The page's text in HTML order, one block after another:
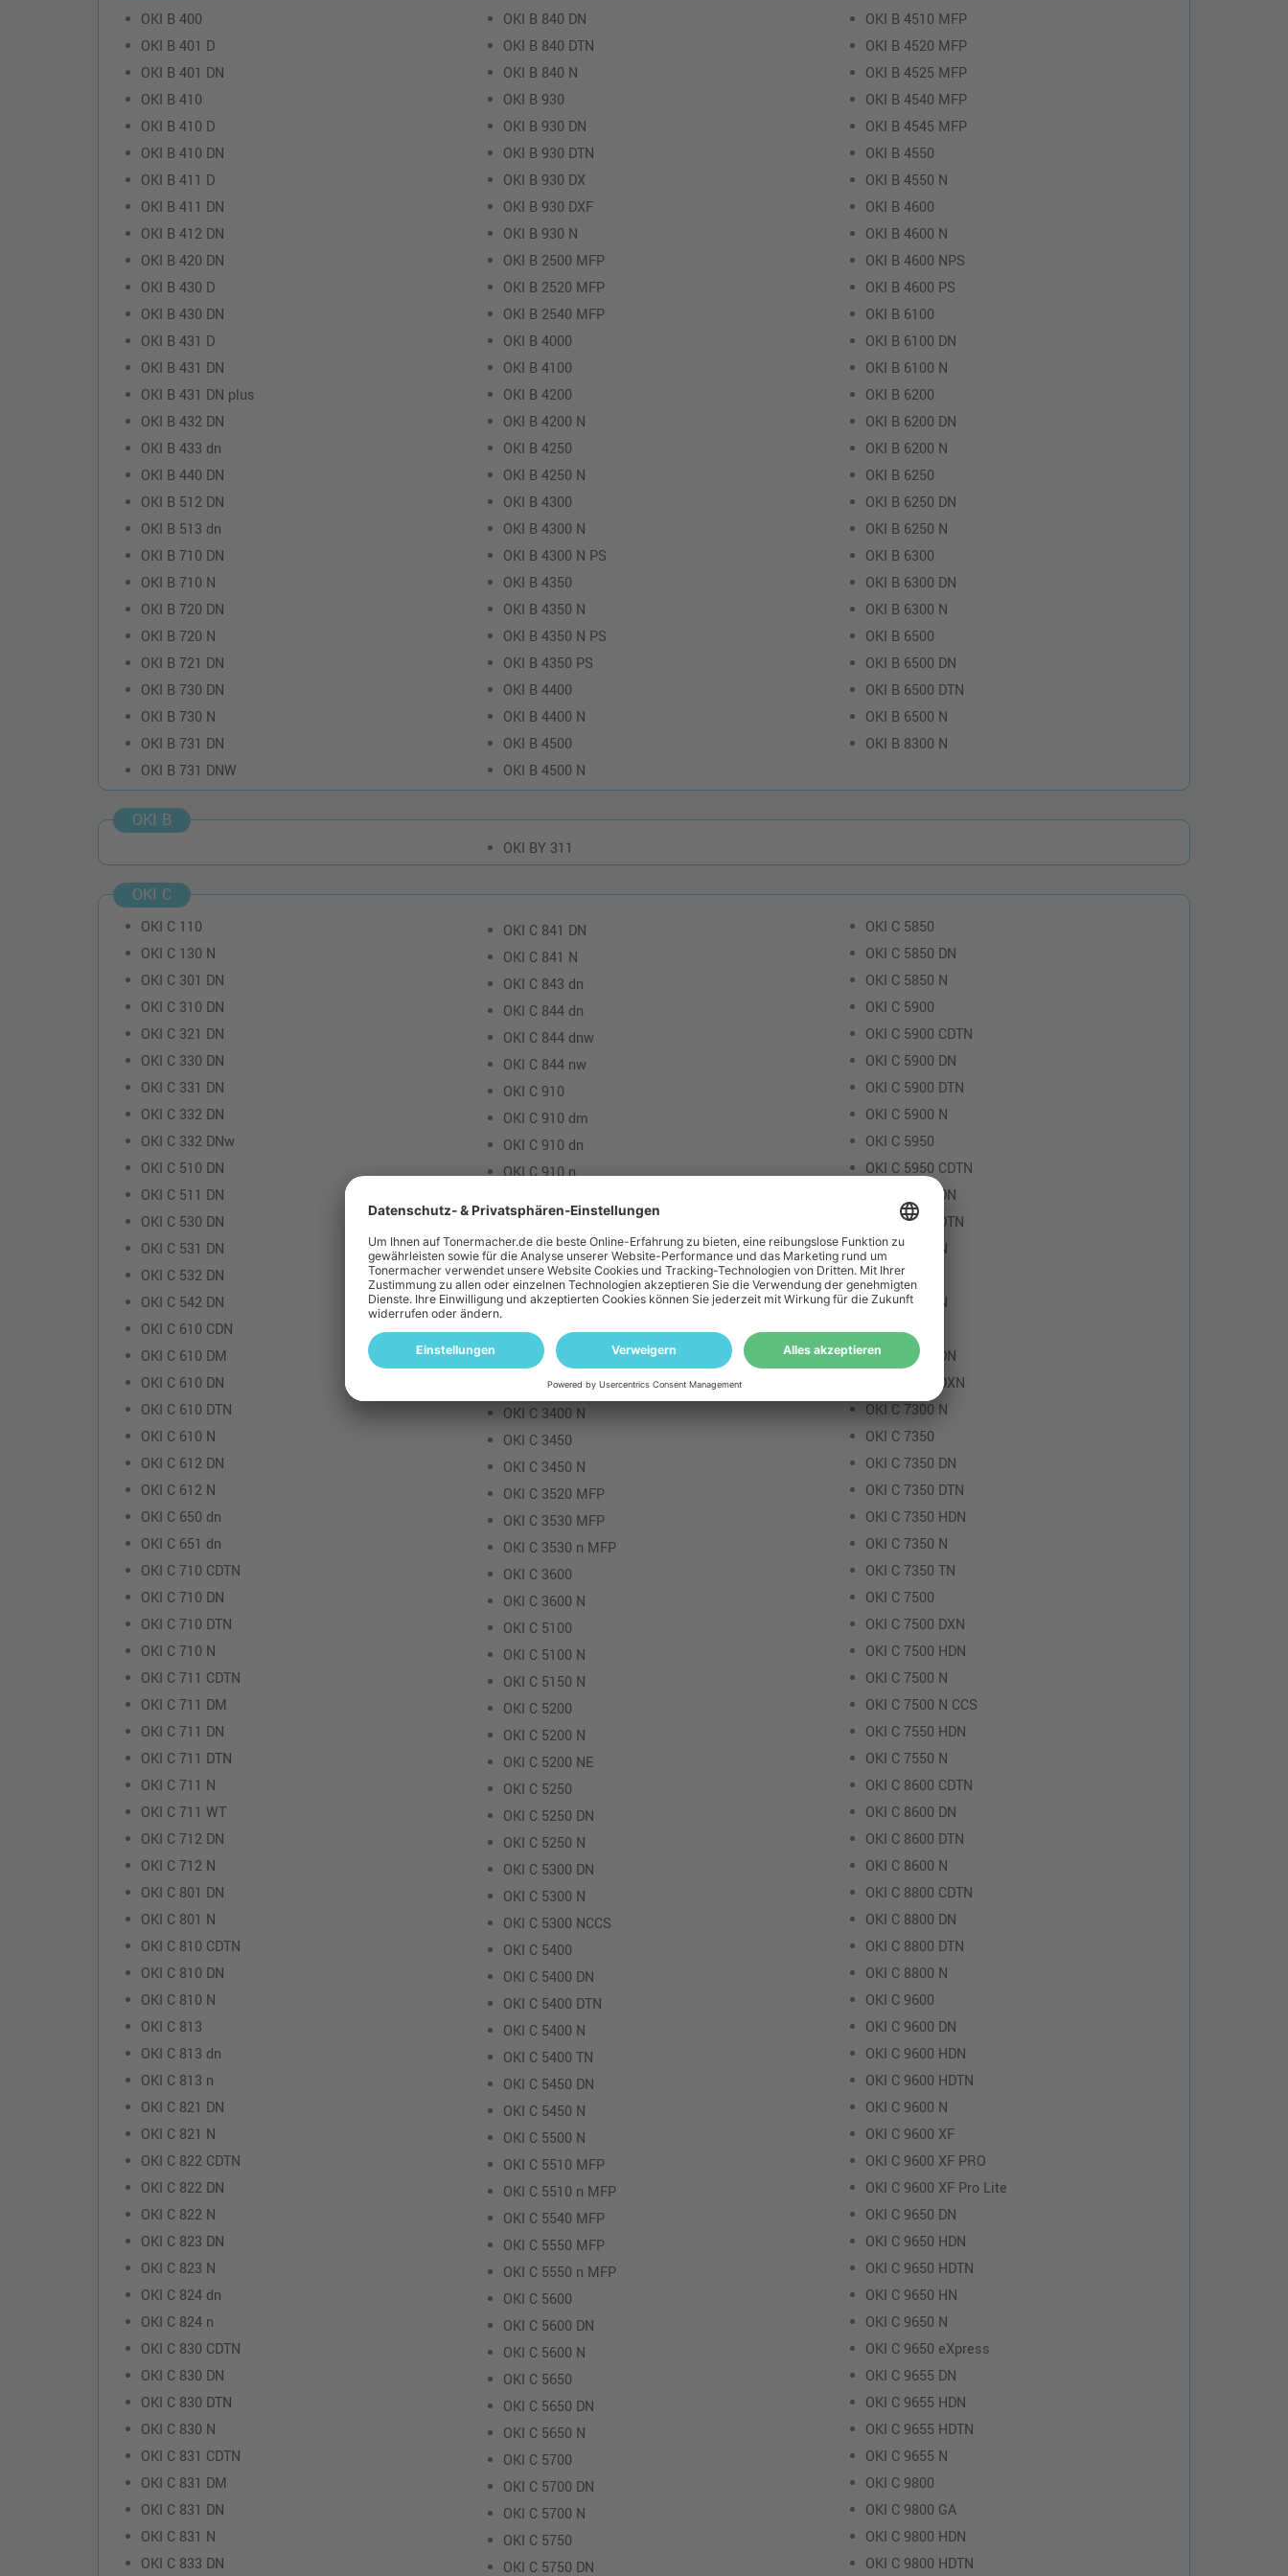
OKI B 400
OKI B 401 D
OKI B 401 DN
OKI B 410
OKI B 410 D
OKI B 410 DN
OKI B 411 D
OKI B 411 DN
OKI B 412 DN
OKI B 420 DN
OKI B 430 D
OKI B 430 DN
OKI B 431 D
OKI B 431 DN
OKI B 431 DN plus
OKI B 432 DN
OKI B 433 dn
OKI B 440 DN
OKI B 512 DN
OKI B 513 dn
OKI B 710 DN
OKI B 710 N
OKI B 720 DN
OKI B 720 N
OKI B 721 DN
OKI B 730 DN
OKI B 730 N
OKI B 731 DN
OKI B 731 DNW
OKI B 840 DN
OKI B 840 DTN
OKI B 840 N
OKI B 930
OKI B 930 DN
OKI B 930 DTN
OKI B 930 DX
OKI B 930 DXF
OKI B 930 N
OKI B 2500 MFP
OKI B 2520 MFP
OKI B 2540 MFP
OKI B 4000
OKI B 4100
OKI B 4200
OKI B 4200 N
OKI B 4250
OKI B 4250 N
OKI B 4300
OKI B 4300 N
OKI B 4300 N PS
OKI B 4350
OKI B 4350 N
OKI B 4350 N PS
OKI B 4350 PS
OKI B 4400
OKI B 4400 N
OKI B 4500
OKI B 4500 N
OKI B 4510 MFP
OKI B 4520 MFP
OKI B 4525 MFP
OKI B 4540 MFP
OKI B 4545 MFP
OKI B 4550
OKI B 4550 N
OKI B 4600
OKI B 4600 N
OKI B 4600 NPS
OKI B 4600 PS
OKI B 6100
OKI B 6100 DN
OKI B 6100 N
OKI B 6200
OKI B 6200 DN
OKI B 6200 N
OKI B 6250
OKI B 6250 DN
OKI B 6250 N
OKI B 6300
OKI B 6300 DN
OKI B 6300 N
OKI B 6500
OKI B 6500 DN
OKI B 6500 DTN
OKI B 6500 N
OKI B 8300 N
OKI B
OKI BY 311
OKI C
OKI C 110
OKI C 130 N
OKI C 301 DN
OKI C 310 DN
OKI C 321 DN
OKI C 330 DN
OKI C 331 DN
OKI C 332 DN
OKI C 332 DNw
OKI C 510 DN
OKI C 511 DN
OKI C 530 DN
OKI C 531 DN
OKI C 532 DN
OKI C 542 DN
OKI C 610 CDN
OKI C 610 DM
OKI C 610 DN
OKI C 610 DTN
OKI C 610 N
OKI C 612 DN
OKI C 612 N
OKI C 650 dn
OKI C 651 dn
OKI C 710 CDTN
OKI C 710 DN
OKI C 710 DTN
OKI C 710 N
OKI C 711 CDTN
OKI C 711 DM
OKI C 711 DN
OKI C 711 DTN
OKI C 711 N
OKI C 711 WT
OKI C 712 DN
OKI C 712 N
OKI C 801 DN
OKI C 801 N
OKI C 810 CDTN
OKI C 810 DN
OKI C 810 N
OKI C 813
OKI C 813 dn
OKI C 813 n
OKI C 821 DN
OKI C 821 N
OKI C 822 CDTN
OKI C 822 DN
OKI C 822 N
OKI C 823 DN
OKI C 823 N
OKI C 824 dn
OKI C 824 n
OKI C 830 CDTN
OKI C 830 DN
OKI C 830 DTN
OKI C 830 N
OKI C 831 CDTN
OKI C 831 DM
OKI C 831 DN
OKI C 831 N
OKI C 833 DN
OKI C 841 DN
OKI C 841 N
OKI C 843 dn
OKI C 844 dn
OKI C 844 dnw
OKI C 844 nw
OKI C 910
OKI C 910 dm
OKI C 910 dn
OKI C 910 n
OKI C 931 dn
OKI C 941 dn
OKI C 3100
OKI C 3300
OKI C 3300 N
OKI C 3400
OKI C 3400 N
OKI C 3450
OKI C 3450 N
OKI C 3520 MFP
OKI C 3530 MFP
OKI C 3530 n MFP
OKI C 3600
OKI C 3600 N
OKI C 5100
OKI C 5100 N
OKI C 5150 N
OKI C 5200
OKI C 5200 N
OKI C 5200 NE
OKI C 5250
OKI C 5250 DN
OKI C 5250 N
OKI C 5300 DN
OKI C 5300 N
OKI C 5300 NCCS
OKI C 5400
OKI C 5400 DN
OKI C 5400 DTN
OKI C 5400 N
OKI C 5400 TN
OKI C 5450 DN
OKI C 5450 N
OKI C 5500 N
OKI C 5510 MFP
OKI C 5510 n MFP
OKI C 5540 MFP
OKI C 5550 MFP
OKI C 5550 n MFP
OKI C 5600
OKI C 5600 DN
OKI C 5600 N
OKI C 5650
OKI C 5650 DN
OKI C 5650 N
OKI C 5700
OKI C 5700 DN
OKI C 5700 N
OKI C 5750
OKI C 5750 DN
OKI C 5850
OKI C 5850 DN
OKI C 5850 N
OKI C 5900
OKI C 5900 CDTN
OKI C 5900 DN
OKI C 5900 DTN
OKI C 5900 N
OKI C 5950
OKI C 5950 CDTN
OKI C 5950 DN
OKI C 5950 DTN
OKI C 5950 N
OKI C 7100
OKI C 7100 N
OKI C 7300
OKI C 7300 DN
OKI C 7300 DXN
OKI C 7300 N
OKI C 7350
OKI C 7350 DN
OKI C 7350 DTN
OKI C 7350 HDN
OKI C 7350 N
OKI C 7350 TN
OKI C 7500
OKI C 7500 DXN
OKI C 7500 HDN
OKI C 7500 N
OKI C 7500 N CCS
OKI C 7550 HDN
OKI C 7550 N
OKI C 8600 CDTN
OKI C 8600 DN
OKI C 8600 DTN
OKI C 8600 N
OKI C 8800 CDTN
OKI C 8800 DN
OKI C 8800 DTN
OKI C 8800 N
OKI C 9600
OKI C 9600 DN
OKI C 9600 HDN
OKI C 9600 HDTN
OKI C 9600 N
OKI C 9600 XF
OKI C 9600 XF PRO
OKI C 9600 XF Pro Lite
OKI C 9650 DN
OKI C 9650 HDN
OKI C 9650 HDTN
OKI C 9650 HN
OKI C 9650 N
OKI C 9650 eXpress
OKI C 9655 DN
OKI C 9655 HDN
OKI C 9655 HDTN
OKI C 9655 N
OKI C 9800
OKI C 9800 GA
OKI C 9800 HDN
OKI C 9800 HDTN